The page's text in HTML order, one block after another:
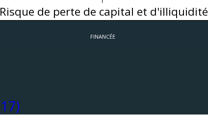
Risque de perte de capital et d'illiquidité
FINANCÉE